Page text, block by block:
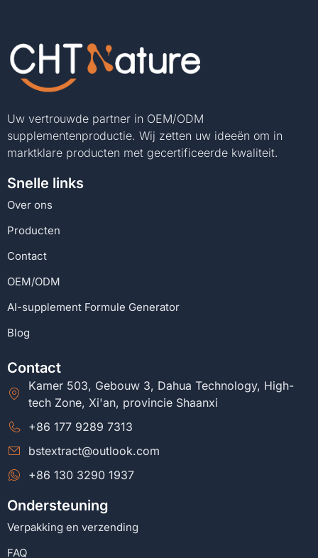
Uw vertrouwde partner in OEM/ODM
supplementenproductie. Wij zetten uw ideeën om in
marktklare producten met gecertificeerde kwaliteit.
Snelle links
Over ons
Producten
Contact
OEM/ODM
AI-supplement Formule Generator
Blog
Contact
Kamer 503, Gebouw 3, Dahua Technology, High-
tech Zone, Xi'an, provincie Shaanxi
+86 177 9289 7313
bstextract@outlook.com
+86 130 3290 1937
Ondersteuning
Verpakking en verzending
FAQ